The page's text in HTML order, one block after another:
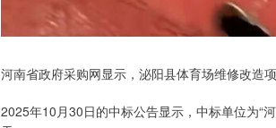
河南省政府采购网显示，泌阳县体育场维修改造
2025年10月30日的中标公告显示，中标单位为“